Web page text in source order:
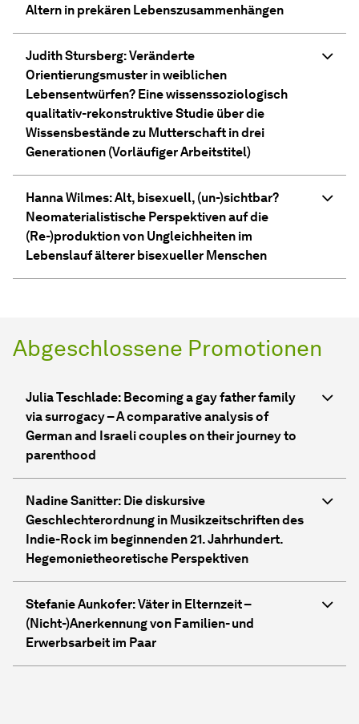
Altern in prekären Lebenszusammenhängen
Judith Stursberg: Veränderte
Orientierungsmuster in weiblichen
Lebensentwürfen? Eine wissenssoziologisch
qualitativ-rekonstruktive Studie über die
Wissensbestände zu Mutterschaft in drei
Generationen (Vorläufiger Arbeitstitel)
Hanna Wilmes: Alt, bisexuell, (un-)sichtbar?
Neomaterialistische Perspektiven auf die
(Re-)produktion von Ungleichheiten im
Lebenslauf älterer bisexueller Menschen
Abgeschlossene Promotionen
Julia Teschlade: Becoming a gay father family
via surrogacy – A comparative analysis of
German and Israeli couples on their journey to
parenthood
Nadine Sanitter: Die diskursive
Geschlechterordnung in Musikzeitschriften des
Indie-Rock im beginnenden 21. Jahrhundert.
Hegemonietheoretische Perspektiven
Stefanie Aunkofer: Väter in Elternzeit –
(Nicht-)Anerkennung von Familien- und
Erwerbsarbeit im Paar